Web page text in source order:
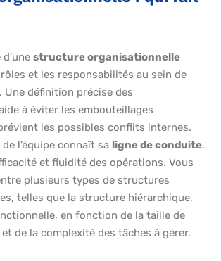
structure organisationnelle
et les responsabilités au sein de
. Une définition précise des
à éviter les embouteillages
les possibles conflits internes.
l’équipe connaît sa ligne de conduite,
et fluidité des opérations. Vous
plusieurs types de structures
telles que la structure hiérarchique,
en fonction de la taille de
de la complexité des tâches à gérer.